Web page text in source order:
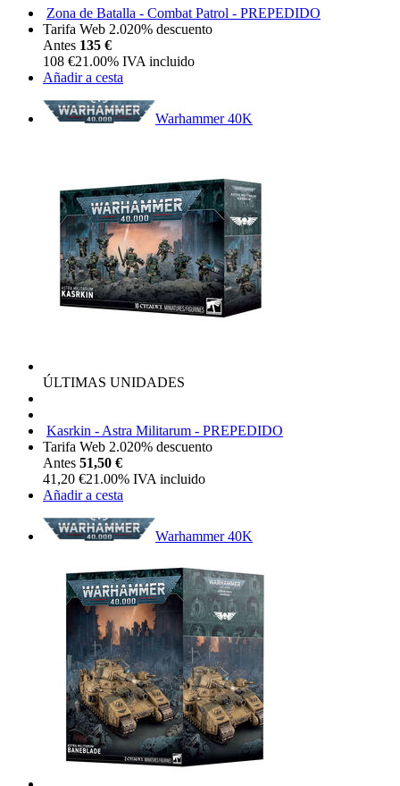
Zona de Batalla - Combat Patrol - PREPEDIDO
Tarifa Web 2.020% descuento
Antes 135 €
108 €21.00% IVA incluido
Añadir a cesta
Warhammer 40K
ÚLTIMAS UNIDADES
Kasrkin - Astra Militarum - PREPEDIDO
Tarifa Web 2.020% descuento
Antes 51,50 €
41,20 €21.00% IVA incluido
Añadir a cesta
Warhammer 40K